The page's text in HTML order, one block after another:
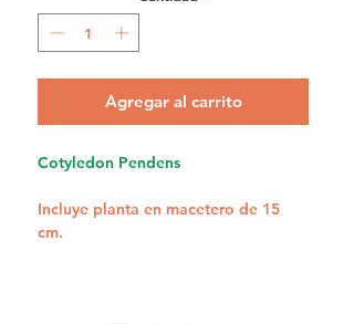
Agregar al carrito
Cotyledon Pendens
Incluye planta en macetero de 15
cm.